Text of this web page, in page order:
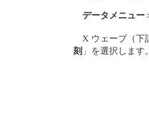
データメニュー
X ウェーブ（下
刻 」を選択します。